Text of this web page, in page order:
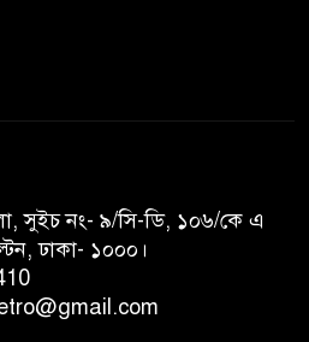
সুইচ নং- ৯/সি-ডি, ১০৬/কে এ
ঢাকা- ১০০০।